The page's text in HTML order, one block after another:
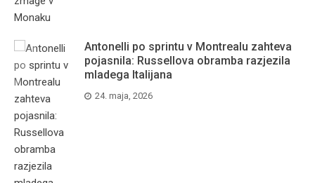
Antonelli po sprintu v Montrealu zahteva
pojasnila: Russellova obramba razjezila
mladega Italijana
24. maja, 2026